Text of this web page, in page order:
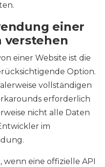
einer
verstehen
einer Website ist die
Option.
vollständigen
erforderlich
nicht alle Daten
im
eine offizielle API